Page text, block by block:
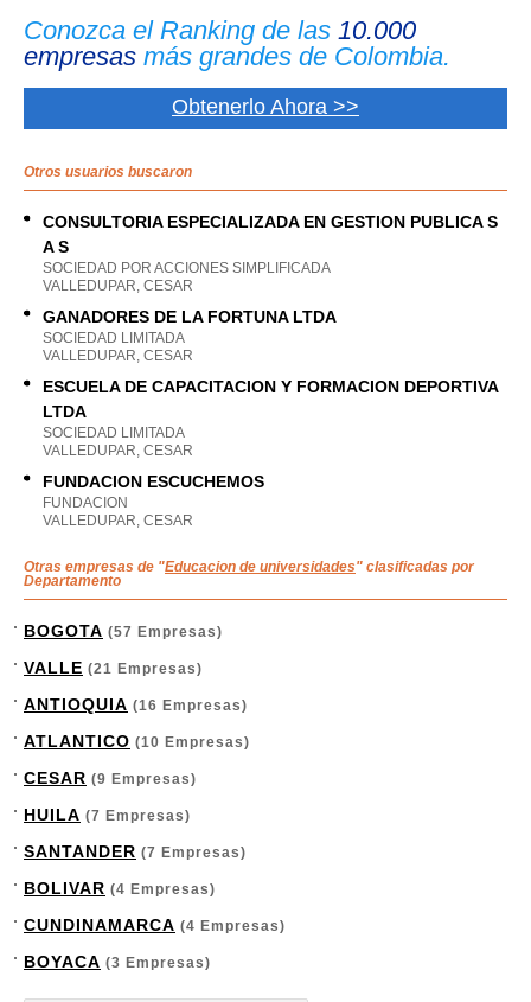
Conozca el Ranking de las 10.000
empresas más grandes de Colombia.
Obtenerlo Ahora >>
Otros usuarios buscaron
CONSULTORIA ESPECIALIZADA EN GESTION PUBLICA S
A S
SOCIEDAD POR ACCIONES SIMPLIFICADA
VALLEDUPAR, CESAR
GANADORES DE LA FORTUNA LTDA
SOCIEDAD LIMITADA
VALLEDUPAR, CESAR
ESCUELA DE CAPACITACION Y FORMACION DEPORTIVA
LTDA
SOCIEDAD LIMITADA
VALLEDUPAR, CESAR
FUNDACION ESCUCHEMOS
FUNDACION
VALLEDUPAR, CESAR
Otras empresas de "Educacion de universidades" clasificadas por
Departamento
BOGOTA (57 Empresas)
VALLE (21 Empresas)
ANTIOQUIA (16 Empresas)
ATLANTICO (10 Empresas)
CESAR (9 Empresas)
HUILA (7 Empresas)
SANTANDER (7 Empresas)
BOLIVAR (4 Empresas)
CUNDINAMARCA (4 Empresas)
BOYACA (3 Empresas)